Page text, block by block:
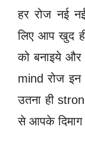
हर रोज नई
लिए आप खुद
को बनाइये
mind रोज इन
उतना ही
से आपके दिमाग